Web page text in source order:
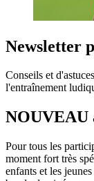
Newsletter
Conseils et
l'entraînement
NOUVEAU
Pour tous les
moment fort très
enfants et les